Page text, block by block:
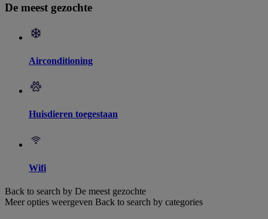
De meest gezochte
Airconditioning
Huisdieren toegestaan
Wifi
Back to search by De meest gezochte
Meer opties weergeven Back to search by categories